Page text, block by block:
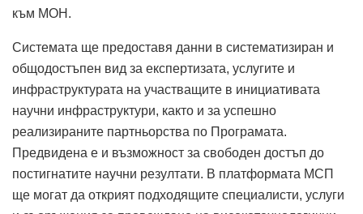
към МОН.
Системата ще предоставя данни в систематизиран и
общодостъпен вид за експертизата, услугите и
инфраструктурата на учас­тващите в инициативата
научни инфраструктури, както и за успешно
реализираните партньорства по Програмата.
Предвидена е и възможност за свободен достъп до
постигнатите научни резултати. В платформата МСП
ще могат да открият подходящите специалисти, услуги